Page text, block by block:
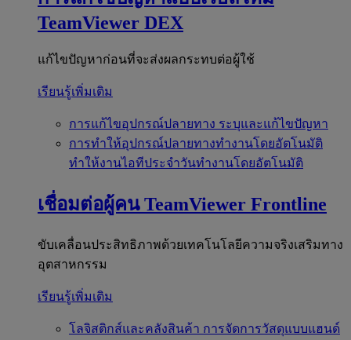
TeamViewer DEX
แก้ไขปัญหาก่อนที่จะส่งผลกระทบต่อผู้ใช้
เรียนรู้เพิ่มเติม
การแก้ไขอุปกรณ์ปลายทาง ระบุและแก้ไขปัญหา
การทำให้อุปกรณ์ปลายทางทำงานโดยอัตโนมัติ
ทำให้งานไอทีประจำวันทำงานโดยอัตโนมัติ
เชื่อมต่อผู้คน TeamViewer Frontline
ขับเคลื่อนประสิทธิภาพด้วยเทคโนโลยีความจริงเสริมทาง
อุตสาหกรรม
เรียนรู้เพิ่มเติม
โลจิสติกส์และคลังสินค้า การจัดการวัสดุแบบแฮนด์